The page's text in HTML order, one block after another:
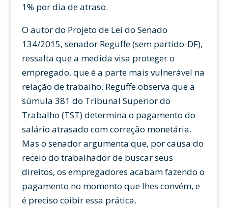
1% por dia de atraso.
O autor do Projeto de Lei do Senado
134/2015, senador Reguffe (sem partido-DF),
ressalta que a medida visa proteger o
empregado, que é a parte mais vulnerável na
relação de trabalho. Reguffe observa que a
súmula 381 do Tribunal Superior do
Trabalho (TST) determina o pagamento do
salário atrasado com correção monetária.
Mas o senador argumenta que, por causa do
receio do trabalhador de buscar seus
direitos, os empregadores acabam fazendo o
pagamento no momento que lhes convém, e
é preciso coibir essa prática.